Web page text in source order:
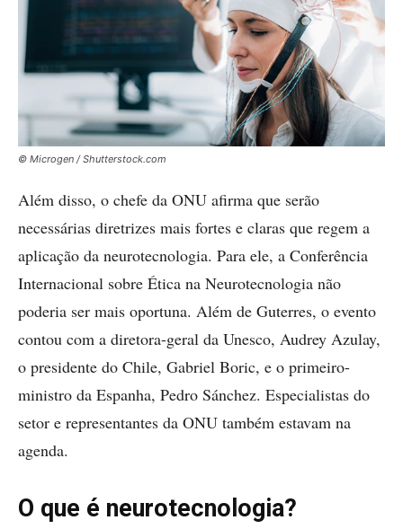
© Microgen / Shutterstock.com
Além disso, o chefe da ONU afirma que serão
necessárias diretrizes mais fortes e claras que regem a
aplicação da neurotecnologia. Para ele, a Conferência
Internacional sobre Ética na Neurotecnologia não
poderia ser mais oportuna. Além de Guterres, o evento
contou com a diretora-geral da Unesco, Audrey Azulay,
o presidente do Chile, Gabriel Boric, e o primeiro-
ministro da Espanha, Pedro Sánchez. Especialistas do
setor e representantes da ONU também estavam na
agenda.
O que é neurotecnologia?